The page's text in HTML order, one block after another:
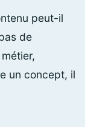
peut-il
de
un concept, il